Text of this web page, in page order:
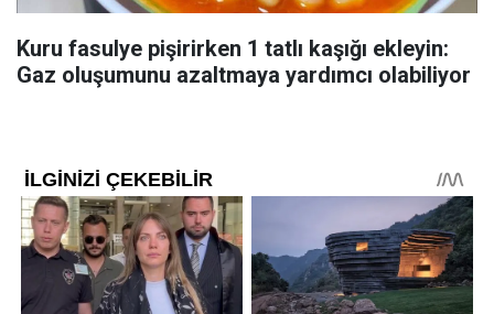
Kuru fasulye pişirirken 1 tatlı kaşığı ekleyin:
Gaz oluşumunu azaltmaya yardımcı olabiliyor